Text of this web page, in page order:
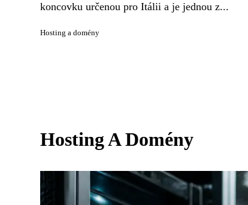
koncovku určenou pro Itálii a je jednou z...
Hosting a domény
Hosting A Domény